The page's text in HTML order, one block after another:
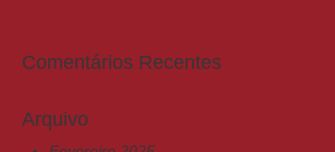
Comentários Recentes
Arquivo